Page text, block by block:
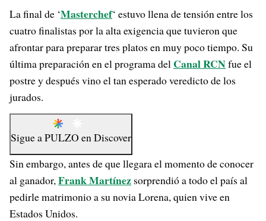
La final de ‘Masterchef‘ estuvo llena de tensión entre los
cuatro finalistas por la alta exigencia que tuvieron que
afrontar para preparar tres platos en muy poco tiempo. Su
última preparación en el programa del Canal RCNfue el
postre y después vino el tan esperado veredicto de los
jurados.
Sigue aPULZO enDiscover
Sin embargo, antes de que llegara el momento de conocer
al ganador,Frank Martínez sorprendió a todo el país al
pedirle matrimonio a su novia Lorena, quien vive en
Estados Unidos.